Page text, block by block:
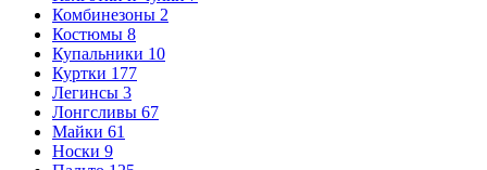
Комбинезоны 2
Костюмы 8
Купальники 10
Куртки 177
Легинсы 3
Лонгсливы 67
Майки 61
Носки 9